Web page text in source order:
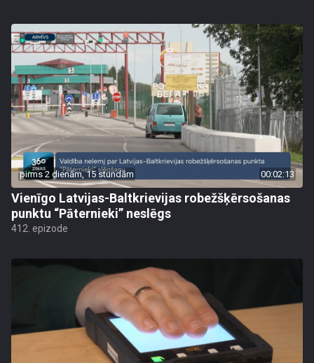
pirms 2 dienām, 15 stundām 00:02:13
Vienīgo Latvijas-Baltkrievijas robežšķērsošanas
punktu “Pāternieki” neslēgs
412. epizode